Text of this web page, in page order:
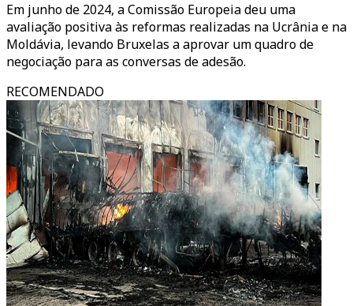
Em junho de 2024, a Comissão Europeia deu uma
avaliação positiva às reformas realizadas na Ucrânia e na
Moldávia, levando Bruxelas a aprovar um quadro de
negociação para as conversas de adesão.
RECOMENDADO